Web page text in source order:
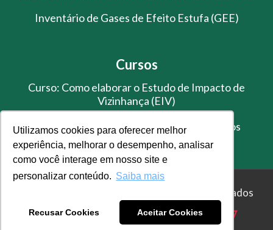
Utilizamos cookies para oferecer melhor
experiência, melhorar o desempenho, analisar
como você interage em nosso site e
personalizar conteúdo. Saiba mais
Recusar Cookies Aceitar Cookies
Inventário de Gases de Efeito Estufa (GEE)
Cursos
Curso: Como elaborar o Estudo de Impacto de
Vizinhança (EIV)
Treinamento de Gestão de Resíduos Sólidos
© Master Ambiental - Todos os direitos reservados